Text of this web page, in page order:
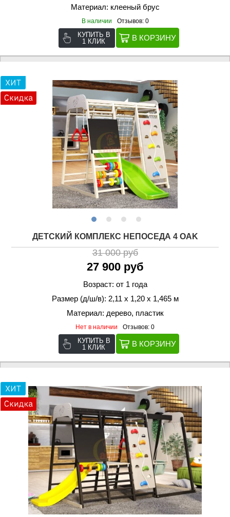
Материал: клееный брус
В наличии Отзывов: 0
КУПИТЬ В
1 КЛИК
ДЕТСКИЙ КОМПЛЕКС НЕПОСЕДА 4 OAK
31 000 руб
27 900 руб
Возраст: от 1 года
Размер (д/ш/в): 2,11 х 1,20 х 1,465 м
Материал: дерево, пластик
Нет в наличии Отзывов: 0
КУПИТЬ В
1 КЛИК